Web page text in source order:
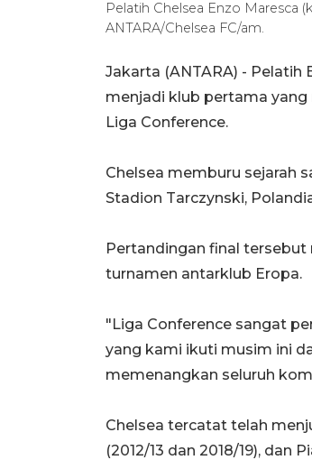
Pelatih Chelsea Enzo Maresca
ANTARA/Chelsea FC/am.
Jakarta (ANTARA) -
menjadi klub pertama
Liga Conference.
Chelsea memburu sejarah
Stadion Tarczynski,
Pertandingan final
turnamen antarklub Eropa.
"Liga Conference sangat
yang kami ikuti musim ini
memenangkan seluruh
Chelsea tercatat telah
(2012/13 dan 2018/19), dan